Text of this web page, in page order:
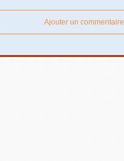
Ajouter un commentaire